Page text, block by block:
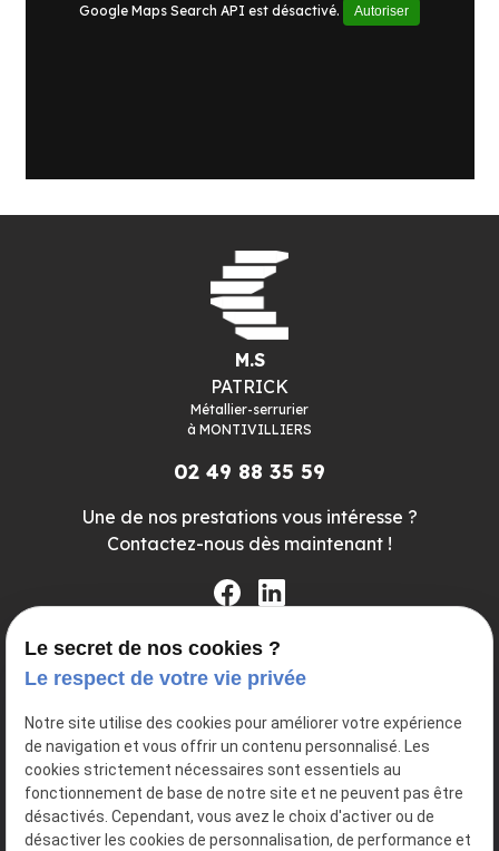
Google Maps Search API est désactivé. Autoriser
M.S
PATRICK
Métallier-serrurier
à MONTIVILLIERS
02 49 88 35 59
Une de nos prestations vous intéresse ?
Contactez-nous dès maintenant !
Inscrivez-vous dès maintenant à la newsletter pour
ne rien rater de l'actualité
Le secret de nos cookies ?
Le respect de votre vie privée
Notre site utilise des cookies pour améliorer votre expérience
de navigation et vous offrir un contenu personnalisé. Les
cookies strictement nécessaires sont essentiels au
fonctionnement de base de notre site et ne peuvent pas être
désactivés. Cependant, vous avez le choix d'activer ou de
désactiver les cookies de personnalisation, de performance et